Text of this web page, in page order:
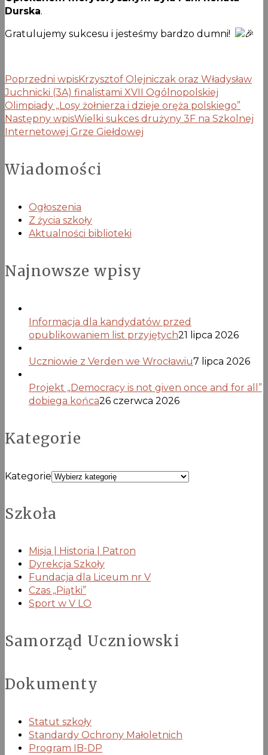
Durska.
Gratulujemy sukcesu i jesteśmy bardzo dumni!
Poprzedni wpisKrzysztof Olejniczak oraz Władysław
Juchnicki (3A) finalistami XVII Ogólnopolskiej
Olimpiady „Losy żołnierza i dzieje oręża polskiego”
Następny wpisWielki sukces drużyny 3F na Szkolnej
Internetowej Grze Giełdowej
Wiadomości
Ogłoszenia
Z życia szkoły
Aktualności biblioteki
Najnowsze wpisy
Informacja dla kandydatów przed
opublikowaniem list przyjętych21 lipca 2026
Uczniowie z Verden we Wrocławiu7 lipca 2026
Projekt „Democracy is not given once and for all”
dobiega końca26 czerwca 2026
Kategorie
Kategorie
Szkoła
Misja | Historia | Patron
Dyrekcja Szkoły
Fundacja dla Liceum nr V
Czas „Piątki”
Sport w V LO
Samorząd Uczniowski
Dokumenty
Statut szkoły
Standardy Ochrony Małoletnich
Program IB-DP